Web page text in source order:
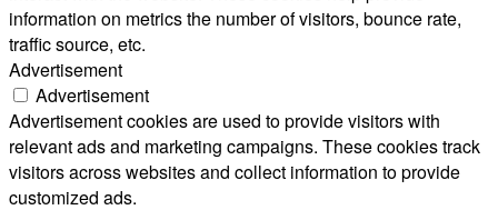
information on metrics the number of visitors, bounce rate,
traffic source, etc.
Advertisement
Advertisement
Advertisement cookies are used to provide visitors with
relevant ads and marketing campaigns. These cookies track
visitors across websites and collect information to provide
customized ads.